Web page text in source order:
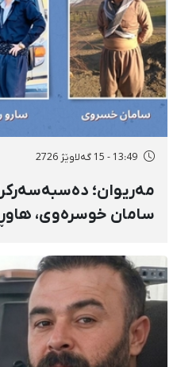
13:49 - 15 گەلاوێژ 2726
مەریوان؛
سامان خوسرەوی،
گواستنەوەیان بۆ